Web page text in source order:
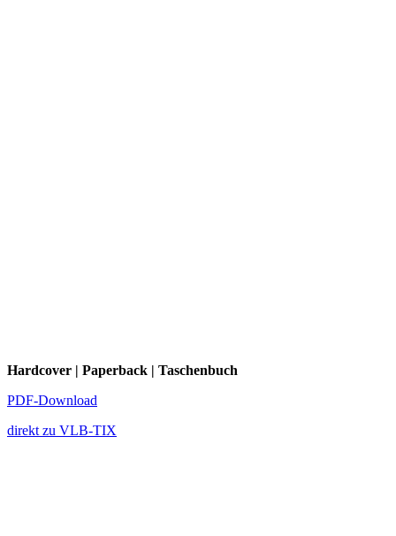
Hardcover | Paperback | Taschenbuch
PDF-Download
direkt zu VLB-TIX